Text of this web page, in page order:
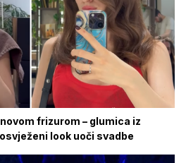
frizurom – glumica iz
look uoči svadbe